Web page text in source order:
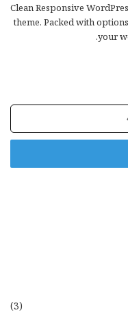
Clean Responsive
theme. Packed with
your
(3)